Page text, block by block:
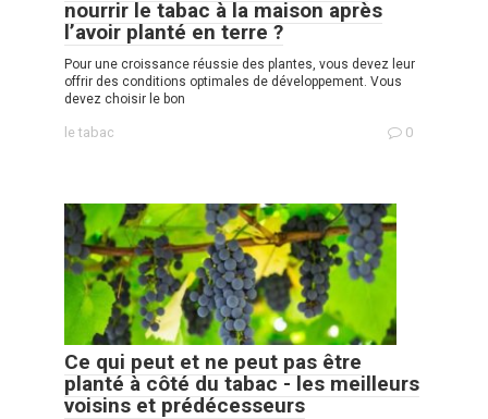
nourrir le tabac à la maison après
l’avoir planté en terre ?
Pour une croissance réussie des plantes, vous devez leur
offrir des conditions optimales de développement. Vous
devez choisir le bon
le tabac 0
Ce qui peut et ne peut pas être
planté à côté du tabac - les meilleurs
voisins et prédécesseurs